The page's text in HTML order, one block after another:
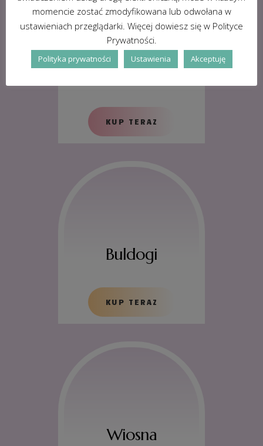
Mopsy
KUP TERAZ
Buldogi
KUP TERAZ
Wiosna
momencie zostać zmodyfikowana lub odwołana w
ustawieniach przeglądarki. Więcej dowiesz się w Polityce
Prywatności.
Polityka prywatności Ustawienia Akceptuję